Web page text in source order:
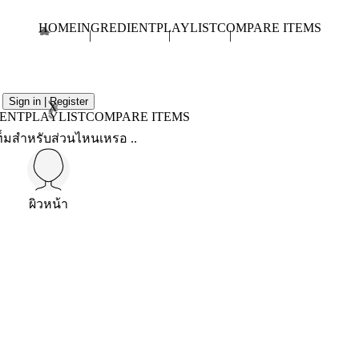
HOMEINGREDIENTPLAYLISTCOMPARE ITEMS
Sign in | Register
X
PLAYLISTCOMPARE ITEMS
มสำหรับส่วนไหนเหรอ ..
ผิวหน้า